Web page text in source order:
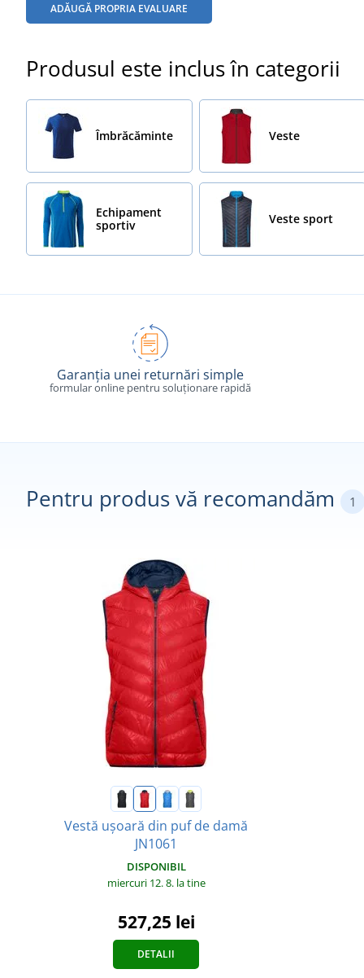
ADĂUGĂ PROPRIA EVALUARE
Produsul este inclus în categorii
Îmbrăcăminte Veste
Echipament
sportiv
Veste sport
Garanția unei returnări simple
formular online pentru soluționare rapidă
Pentru produs vă recomandăm 1
Vestă ușoară din puf de damă
JN1061
DISPONIBIL
miercuri 12. 8. la tine
527,25 lei
DETALII